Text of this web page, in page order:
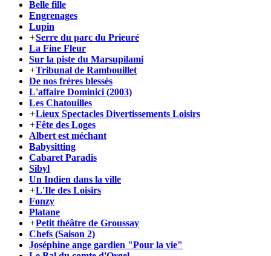
Belle fille
Engrenages
Lupin
+Serre du parc du Prieuré
La Fine Fleur
Sur la piste du Marsupilami
+Tribunal de Rambouillet
De nos frères blessés
L'affaire Dominici (2003)
Les Chatouilles
+Lieux Spectacles Divertissements Loisirs
+Fête des Loges
Albert est méchant
Babysitting
Cabaret Paradis
Sibyl
Un Indien dans la ville
+L'Ile des Loisirs
Fonzy
Platane
+Petit théâtre de Groussay
Chefs (Saison 2)
Joséphine ange gardien "Pour la vie"